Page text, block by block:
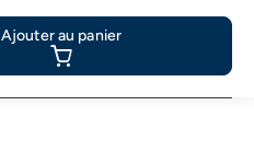
Ajouter au panier